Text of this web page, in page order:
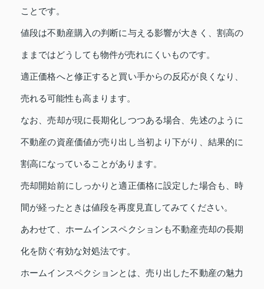
ことです。
値段は不動産購入の判断に与える影響が大きく、割高の
ままではどうしても物件が売れにくいものです。
適正価格へと修正すると買い手からの反応が良くなり、
売れる可能性も高まります。
なお、売却が現に長期化しつつある場合、先述のように
不動産の資産価値が売り出し当初より下がり、結果的に
割高になっていることがあります。
売却開始前にしっかりと適正価格に設定した場合も、時
間が経ったときは値段を再度見直してみてください。
あわせて、ホームインスペクションも不動産売却の長期
化を防ぐ有効な対処法です。
ホームインスペクションとは、売り出した不動産の魅力